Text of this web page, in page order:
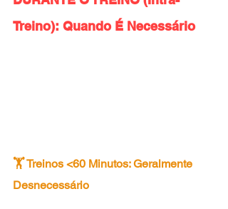
Treino): Quando É Necessário
🏋️ Treinos <60 Minutos: Geralmente
Desnecessário